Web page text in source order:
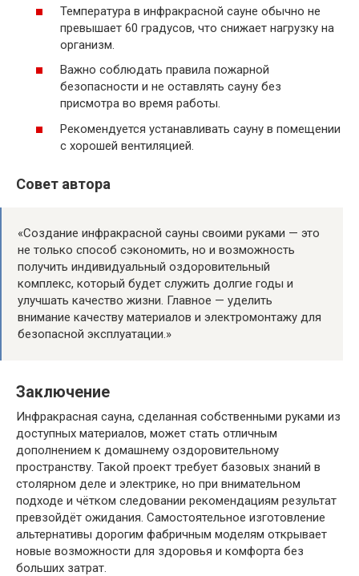
Температура в инфракрасной сауне обычно не
превышает 60 градусов, что снижает нагрузку на
организм.
Важно соблюдать правила пожарной
безопасности и не оставлять сауну без
присмотра во время работы.
Рекомендуется устанавливать сауну в помещении
с хорошей вентиляцией.
Совет автора
«Создание инфракрасной сауны своими руками — это
не только способ сэкономить, но и возможность
получить индивидуальный оздоровительный
комплекс, который будет служить долгие годы и
улучшать качество жизни. Главное — уделить
внимание качеству материалов и электромонтажу для
безопасной эксплуатации.»
Заключение
Инфракрасная сауна, сделанная собственными руками из
доступных материалов, может стать отличным
дополнением к домашнему оздоровительному
пространству. Такой проект требует базовых знаний в
столярном деле и электрике, но при внимательном
подходе и чётком следовании рекомендациям результат
превзойдёт ожидания. Самостоятельное изготовление
альтернативы дорогим фабричным моделям открывает
новые возможности для здоровья и комфорта без
больших затрат.